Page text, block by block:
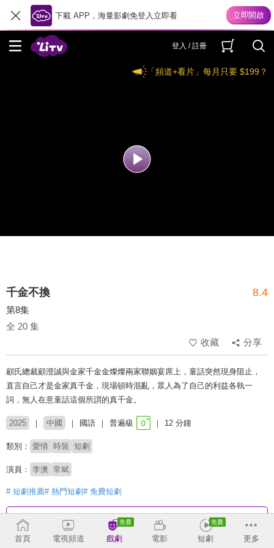
下載 APP，海量影劇免登入立即看
登入 / 註冊
「頻道+看片」每月只要 $199？
千金不換 8.4
第8集
全 20 集
收藏
分享
顧氏總裁顧澄誠與金家千金金燦燦兩家聯姻宴席上，童話突然現身阻止，
直言自己才是金家真千金，現場頓時混亂，眾人為了自己的利益各執一
詞，無人在意童話這個所謂的真千金。
2025 中國 國語 普遍級 12 分鐘
類別： 愛情 時裝 短劇
演員： 李澳 常斌
# 短劇推薦# 熱門短劇 # 免費短劇
收回
首頁 電視頻道 戲劇 電影 短劇 更多